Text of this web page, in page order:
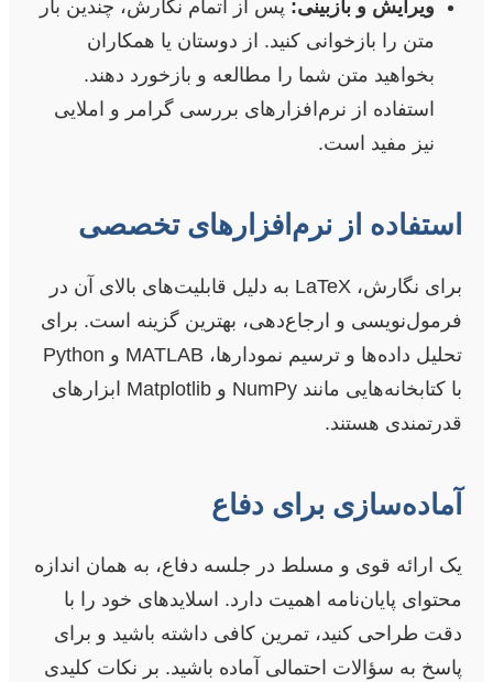
ویرایش و بازبینی: پس از اتمام نگارش، چندین بار
متن را بازخوانی کنید. از دوستان یا همکاران
بخواهید متن شما را مطالعه و بازخورد دهند.
استفاده از نرم‌افزارهای بررسی گرامر و املایی
نیز مفید است.
استفاده از نرم‌افزارهای تخصصی
برای نگارش، LaTeX به دلیل قابلیت‌های بالای آن در
فرمول‌نویسی و ارجاع‌دهی، بهترین گزینه است. برای
تحلیل داده‌ها و ترسیم نمودارها، MATLAB و Python
با کتابخانه‌هایی مانند NumPy و Matplotlib ابزارهای
قدرتمندی هستند.
آماده‌سازی برای دفاع
یک ارائه قوی و مسلط در جلسه دفاع، به همان اندازه
محتوای پایان‌نامه اهمیت دارد. اسلایدهای خود را با
دقت طراحی کنید، تمرین کافی داشته باشید و برای
پاسخ به سؤالات احتمالی آماده باشید. بر نکات کلیدی